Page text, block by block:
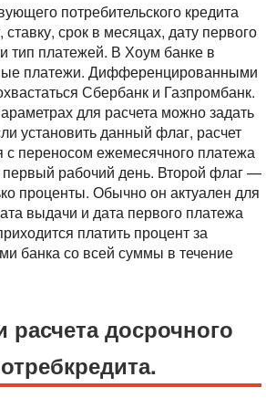
потребительского кредита
срок в месяцах, дату первого
тип платежей. В Хоум банке в
платежи. Дифференцированными
Сбербанк и Газпромбанк.
для расчета можно задать
установить данный флаг, расчет
с переносом ежемесячного платежа
рабочий день. Второй флаг —
проценты. Обычно он актуален для
выдачи и дата первого платежа
платить процент за
банка со всей суммы в течение
расчета досрочного